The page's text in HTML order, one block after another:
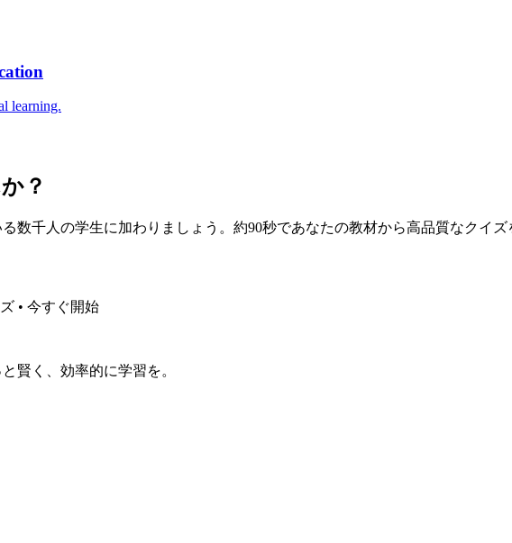
learning.
？
数千人の学生に加わりましょう。約90秒であなたの教材から高品質なクイズ
• 今すぐ開始
賢く、効率的に学習を。